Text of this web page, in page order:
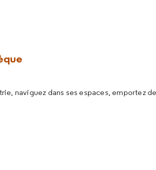
naviguez dans ses espaces, emportez